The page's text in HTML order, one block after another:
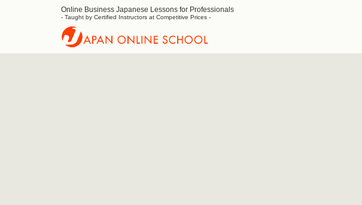
Online Business Japanese Lessons for Professionals
- Taught by Certified Instructors at Competitive Prices -